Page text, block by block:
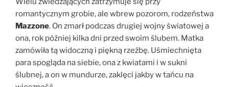
romantycznym grobie, ale wbrew pozorom, rodzeństwa
Mazzone. On zmarł podczas drugiej wojny światowej a
ona, rok później kilka dni przed swoim ślubem. Matka
zamówiła tą widoczną i piękną rzeźbę. Uśmiechnięta
para spogląda na siebie, ona z kwiatami i w sukni
ślubnej, a on w mundurze, zaklęci jakby w tańcu na